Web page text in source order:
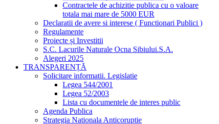
Contractele de achizitie publica cu o valoare
totala mai mare de 5000 EUR
Declaratii de avere si interese ( Functionari Publici )
Regulamente
Proiecte și Investitii
S.C. Lacurile Naturale Ocna Sibiului.S.A.
Alegeri 2025
TRANSPARENȚĂ
Solicitare informatii. Legislatie
Legea 544/2001
Legea 52/2003
Lista cu documentele de interes public
Agenda Publica
Strategia Nationala Anticoruptie